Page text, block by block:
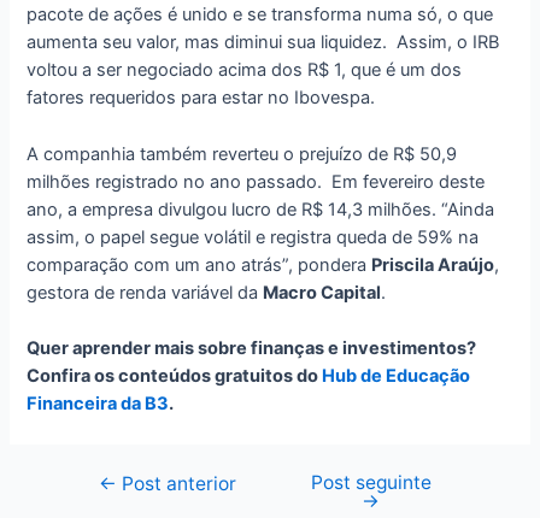
pacote de ações é unido e se transforma numa só, o que
aumenta seu valor, mas diminui sua liquidez. Assim, o IRB
voltou a ser negociado acima dos R$ 1, que é um dos
fatores requeridos para estar no Ibovespa.
A companhia também reverteu o prejuízo de R$ 50,9
milhões registrado no ano passado. Em fevereiro deste
ano, a empresa divulgou lucro de R$ 14,3 milhões. “Ainda
assim, o papel segue volátil e registra queda de 59% na
comparação com um ano atrás”, pondera Priscila Araújo,
gestora de renda variável da Macro Capital.
Quer aprender mais sobre finanças e investimentos?
Confira os conteúdos gratuitos do Hub de Educação
Financeira da B3.
Navegação
← Post anterior Post seguinte
→